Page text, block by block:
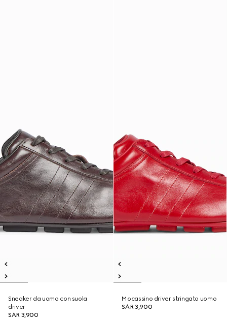
Sneaker da uomo con suola
driver
SAR 3,900
Mocassino driver stringato uomo
SAR 3,900